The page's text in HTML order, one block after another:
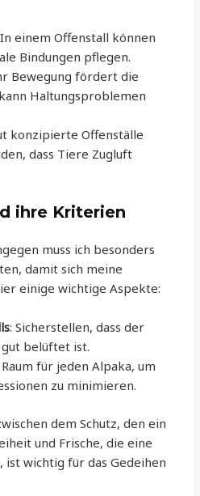
einem Offenstall können
Bindungen pflegen.
Bewegung fördert die
Haltungsproblemen
konzipierte Offenställe
dass Tiere Zugluft
ihre Kriterien
muss ich besonders
damit sich meine
einige wichtige Aspekte:
: Sicherstellen, dass der
belüftet ist.
für jeden Alpaka, um
zu minimieren.
dem Schutz, den ein
und Frische, die eine
ist wichtig für das Gedeihen